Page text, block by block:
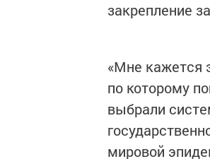
закрепление
«Мне кажется
по которому
выбрали
мировой